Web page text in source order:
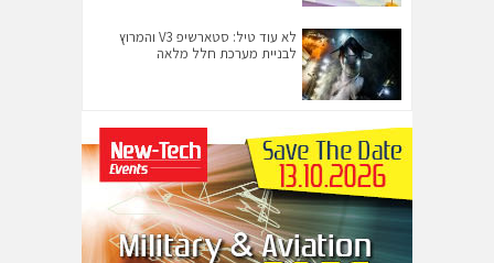
לא עוד טיל: סטארשיפ V3 והמרוץ
לבניית מערכת חלל מלאה